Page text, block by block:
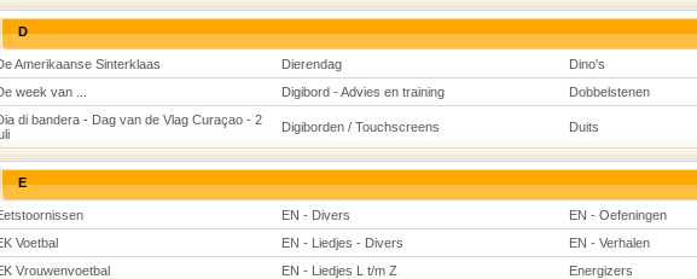
D
Amerikaanse Sinterklaas Dierendag
Dino's
week van ...
Digibord - Advies en training
Dobbelstenen
di bandera - Dag van de Vlag Curaçao - 2
Digiborden / Touchscreens Duits
E
EN - Divers
EN - Oefeningen
Voetbal
EN - Liedjes - Divers
EN - Verhalen
Vrouwenvoetbal
EN - Liedjes L t/m Z Energizers